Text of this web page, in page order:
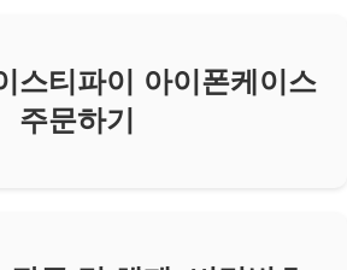
스티파이 아이폰케이스
주문하기